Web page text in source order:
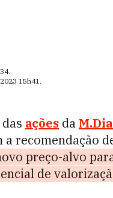
.
15h41.
ações da
recomendação
preço-alvo
de